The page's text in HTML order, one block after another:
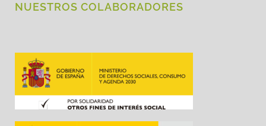
NUESTROS COLABORADORES